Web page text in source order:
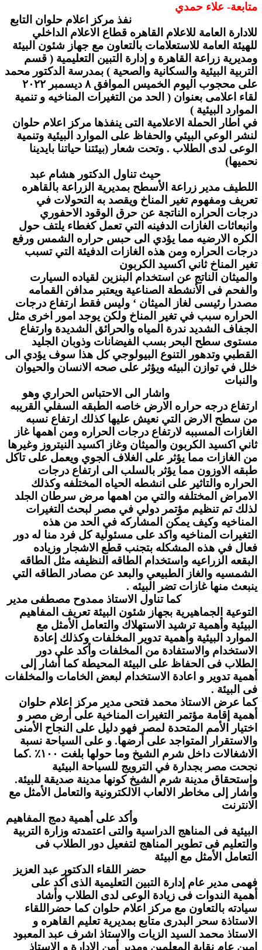
متابعة- علاء حمدي
نفذ مركز اعلام حلوان التابع
للادارة العامة للاعلام القاهره قطاع الاعلام الداخلي
للهيئة العامة للاستعلامات بالتعاون مع جهاز شئون البيئة
ومديرية زراعة القاهرة و إدارة التبين التعليمية ( قسم
التربية البيئية والسكانية والصحية ) بمدرسة الدكتور محمد
على محجوب اليوم الخميس الموافق ٨ ديسمبر ٢٠٢٢
لقاء اعلامى بعنوان ( الحد من التغيرات المناخيه و تنمية
الموارد البيئية )
في اطار الحملة الاعلامية التى ينفذها مركز اعلام حلوان
لنشر الوعي البيئي والحفاظ على الموارد البيئية وتنمية
الوعى لدى الطلاب . وتحت شعار (بيئتنا حياتنا بايدينا
نحميها)
حيث تناول الدكتور هشام عبد
اللطيف مدير زراعة الأسطح بمديرية الزراعة بالقاهره
تعريف ومفهوم تغير المناخ ويقصد به التحولات في
درجات الحراره الناتجة عن حرق الوقود الاحفوري
وانبعاثات الغازات الدفينه التي تعمل كغطاء يلتف حول
الكره الارضيه مما يؤدي الى حبس حراره الشمس ورفع
درجات الحراره ومن هذه الغازات الدفيئة التي تسبب
تغير المناخ ثاني اكسيد الكربون
والميثان الناتج عن استخدام البنزين لقياده السيارت
والفحم فى الأنشطة الصناعية ويعتبر مدافن القمامه
مصدرا رئيسى لغاز الميثان ‘ وليس فقط ارتفاع درجات
الحراره سبب في تغير المناخ ولكن يوجد امور اخرى مثل
الجفاف الشديد ندرة المياه والحرائق الشديدة وارتفاع
مستوى سطح البحر بسب الفيضانات وذوبان الجليد
القطبي وتدهور التنوع البيولوجي كل هذا سوف يؤدي الى
خلل في توازن البيئه ويؤثر على صحه الانسان والحيوان
والنبات
واشار الى الاحتباس الحراري وهو
ارتفاع درجه حراره الارض خاصه الطبقه السفلي القريبه
من سطح الارض التي نعيش عليها كذلك ارتفاع نسبه
الغازات المسببه لارتفاع درجات الحراره ومن اهمها غاز
ثاني اكسيد الكربون والميثان وغاز اكسيد النيتروز وغيرها
من الغازات مما يؤثر على الغلاف الجوي ويعمل على تاكل
طبقه الاوزون مما يؤثر بالسلب الى ارتفاع درجات
الحراره والتاثير على انشطه الحياه المختلفه وكذلك
الامراض المختلفه والتي من اهمها مرض سرطان الجلد
لذلك تم تنظيم مؤتمر دولي في مصر لبحث التغيرات
المناخيه وكيف يمكن المشاركه في الحد من هذه
التغيرات المناخيه واكد على مسئولية كل فرد منا له دور
فعال في هذه المشكله بتجنب قطع الاشجار وزياده
البقعه الزراعيه واستخدام الطاقه النظيفه مثل الطاقه
الشمسيه والغاز الطبيعي والبعد عن مصادر الطاقه التي
ينبعث منها غازات تضر البيئه .
كما تناول الاستاذ ممدوح مصطفى مدير
التوعية الجماهيرية بجهاز شئون البيئة تعريف المفاهيم
البيئية وأهمية ترشيد الاستهلاك والتعامل الأمثل مع
الموارد البيئية وأهمية تدوير المخلفات وكذلك إعادة
الاستخدام والاستفادة من المخلفات وأكد على دور
الطلاب فى الحفاظ على البيئة المحيطة كما أشار إلى
أهمية تدوير و اعادة الاستخدام لبعض الخامات والمخلفات
فى البيئة .
كما عرض الاستاذ محمد فتحى مدير مركز اعلام حلوان
أهمية إقامة مؤتمر التغيرات المناخية على أرض مصر و
اختيار الأمم المتحدة لمصر فهو دليل على النجاح الأمنى
والاستقرار المتواجد على أرضها. و على السياحة نسبة
الاشغالات داخل شرم الشيخ وما حولها بلغت ١٠٠٪ .كما
نجحت مصر بجدارة في الترويج للسياحة البيئية
واستحقاق مدينة شرم الشيخ كونها مدينة صديقة للبيئة.
وأشار إلى مخاطر الالعاب الالكترونية والتعامل الأمثل مع
الانترنت
وأكد على أهمية دمج المفاهيم
البيئية فى المناهج الدراسية والتى اعتمدته وزارة التربية
والتعليم فى تطوير المناهج لتفعيل دور الطلاب فى
التعامل الأمثل مع البيئة
حضر اللقاء الدكتور عبد العزيز
فهمى مدير عام إدارة التبين التعليمية الذى أكد على
أهمية الندوات فى زيادة الوعى لدى الطلاب وأشاد
سيادته بالتعاون مع مركز اعلام حلوان كما حضراللقاء
الاستاذة سحر البدرى متابع بمديرية تعليم القاهره و
الاستاذ محمد السيد الزيات والاستاذ اشرف عبد المعبود
امين عام نقابة المعلمين ومدير أمن الإدارة و الاستاذ